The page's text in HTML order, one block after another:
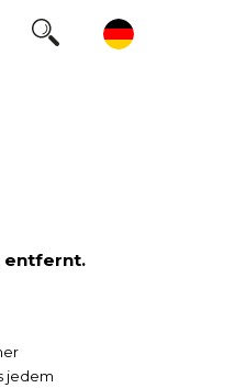
entfernt.
jedem